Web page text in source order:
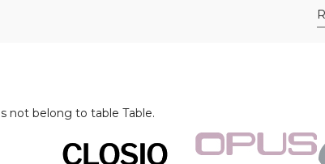
not belong to table Table.